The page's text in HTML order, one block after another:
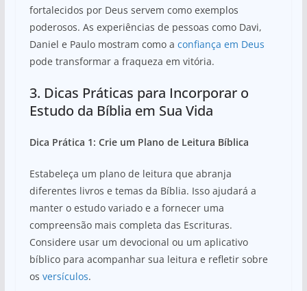
fortalecidos por Deus servem como exemplos
poderosos. As experiências de pessoas como Davi,
Daniel e Paulo mostram como a confiança em Deus
pode transformar a fraqueza em vitória.
3. Dicas Práticas para Incorporar o
Estudo da Bíblia em Sua Vida
Dica Prática 1: Crie um Plano de Leitura Bíblica
Estabeleça um plano de leitura que abranja
diferentes livros e temas da Bíblia. Isso ajudará a
manter o estudo variado e a fornecer uma
compreensão mais completa das Escrituras.
Considere usar um devocional ou um aplicativo
bíblico para acompanhar sua leitura e refletir sobre
os versículos.